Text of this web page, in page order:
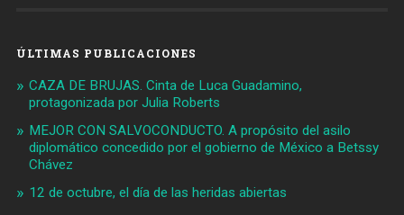
ÚLTIMAS PUBLICACIONES
CAZA DE BRUJAS. Cinta de Luca Guadamino,
protagonizada por Julia Roberts
MEJOR CON SALVOCONDUCTO. A propósito del asilo
diplomático concedido por el gobierno de México a Betssy
Chávez
12 de octubre, el día de las heridas abiertas